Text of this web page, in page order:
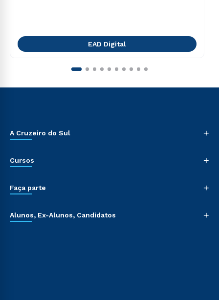
EAD Digital
A Cruzeiro do Sul +
Cursos +
Faça parte +
Alunos, Ex-Alunos, Candidatos +